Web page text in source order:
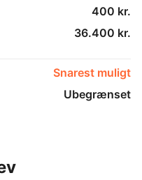
400 kr.
36.400 kr.
Snarest muligt
Ubegrænset